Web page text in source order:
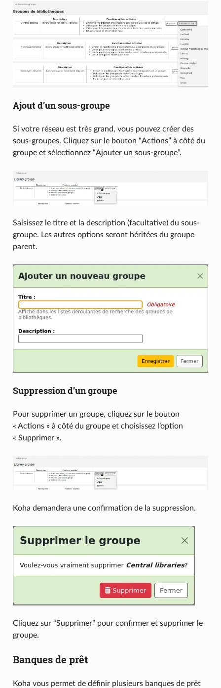
Ajout d’un sous-groupe
Si votre réseau est très grand, vous pouvez créer des
sous-groupes. Cliquez sur le bouton “Actions” à côté du
groupe et sélectionnez “Ajouter un sous-groupe”.
Saisissez le titre et la description (facultative) du sous-
groupe. Les autres options seront héritées du groupe
parent.
Suppression d’un groupe
Pour supprimer un groupe, cliquez sur le bouton
« Actions » à côté du groupe et choisissez l’option
« Supprimer ».
Koha demandera une confirmation de la suppression.
Cliquez sur “Supprimer” pour confirmer et supprimer le
groupe.
Banques de prêt
Koha vous permet de définir plusieurs banques de prêt